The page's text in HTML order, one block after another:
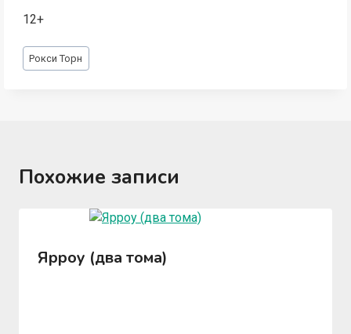
12+
Метки
записи:
Рокси Торн
Похожие записи
Ярроу (два тома)